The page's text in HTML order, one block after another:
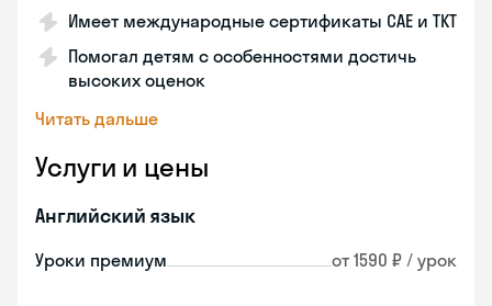
Имеет международные сертификаты CAE и TKT
Помогал детям с особенностями достичь
высоких оценок
Читать дальше
Услуги и цены
Английский язык
Уроки премиум от 1590 ₽ / урок